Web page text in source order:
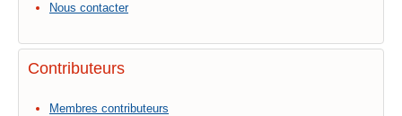
Nous contacter
Contributeurs
Membres contributeurs